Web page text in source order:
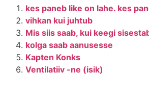
kes paneb like on lahe. kes
vihkan kui juhtub
Mis siis saab, kui keegi
kolga saab aanusesse
Kapten Konks
Ventilatiiv -ne (isik)